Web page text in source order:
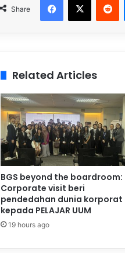
Share
Related Articles
BGS beyond the boardroom:
Corporate visit beri
pendedahan dunia korporat
kepada PELAJAR UUM
19 hours ago